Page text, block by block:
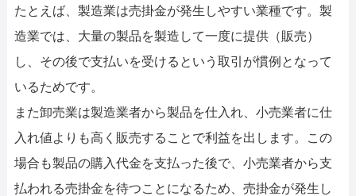
たとえば、製造業は売掛金が発生しやすい業種です。製
造業では、大量の製品を製造して一度に提供（販売）
し、その後で支払いを受けるという取引が慣例となって
いるためです。
また卸売業は製造業者から製品を仕入れ、小売業者に仕
入れ値よりも高く販売することで利益を出します。この
場合も製品の購入代金を支払った後で、小売業者から支
払われる売掛金を待つことになるため、売掛金が発生し